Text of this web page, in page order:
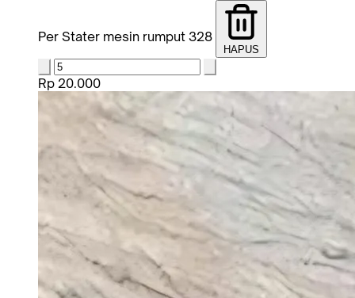
Per Stater mesin rumput 328
HAPUS
Rp 20.000